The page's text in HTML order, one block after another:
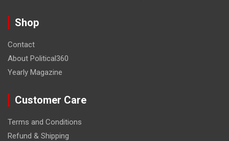
Shop
Contact
About Political360
Yearly Magazine
Customer Care
Terms and Conditions
Refund & Shipping